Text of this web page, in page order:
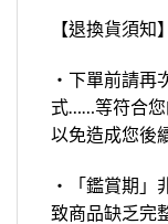
【退換貨須知】
‧下單前請再
式……等符合您
以免造成您後
‧「鑑賞期」
致商品缺乏完